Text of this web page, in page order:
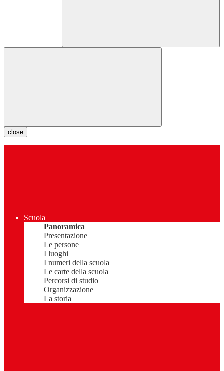
close
Scuola
Panoramica
Presentazione
Le persone
I luoghi
I numeri della scuola
Le carte della scuola
Percorsi di studio
Organizzazione
La storia